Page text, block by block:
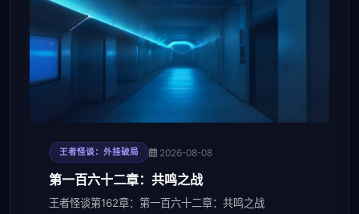
王者怪谈：外挂破局 2026-08-08
第一百六十二章：共鸣之战
王者怪谈第162章：第一百六十二章：共鸣之战